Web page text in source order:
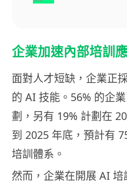
企業加速內部培訓
面對人才短缺，企業正
的 AI 技能。56% 的企
劃，另有 19% 計劃在
到 2025 年底，預計有
培訓體系。
然而，企業在開展 AI